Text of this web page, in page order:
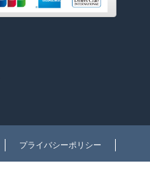
プライバシーポリシー